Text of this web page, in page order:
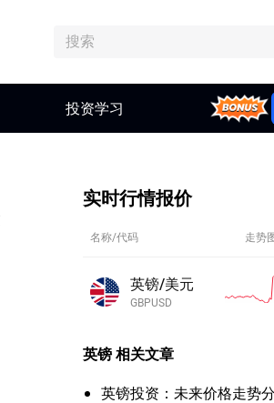
投资学习 Bonus
实时行情报价
名称/代码 走势
英镑/美元
GBPUSD
英镑相关文章
英镑投资：未来价格走势